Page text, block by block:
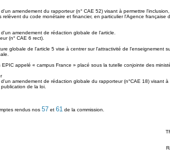
amendement du rapporteur (n° CAE 52) visant à permettre
relèvent du code monétaire et financier, en particulier l'Agence française
amendement de rédaction globale de l'article.
(n° CAE 6 rect).
globale de l'article 5 vise à centrer sur l'attractivité de l'enseignement
EPIC appelé « campus France » placé sous la tutelle conjointe des
amendement de rédaction globale du rapporteur (n°CAE 18) visant
de la loi.
rendus nos 57 et 61 de la commission.